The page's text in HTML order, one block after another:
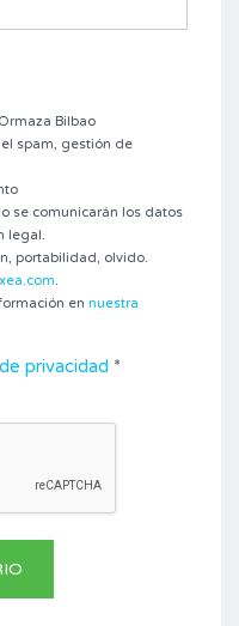
Bilbao
spam, gestión de
se comunicarán los datos
legal.
portabilidad, olvido.
.
en nuestra
privacidad *